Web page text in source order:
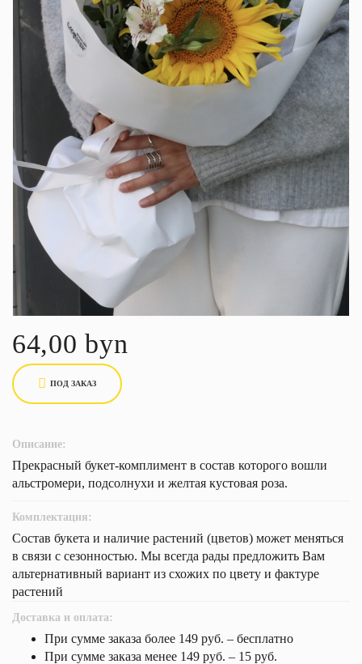
64,00 byn
ПОД ЗАКАЗ
Описание:
Прекрасный букет-комплимент в состав которого вошли
альстромери, подсолнухи и желтая кустовая роза.
Комплектация:
Состав букета и наличие растений (цветов) может меняться
в связи с сезонностью. Мы всегда рады предложить Вам
альтернативный вариант из схожих по цвету и фактуре
растений
Доставка и оплата:
При сумме заказа более 149 руб. – бесплатно
При сумме заказа менее 149 руб. – 15 руб.